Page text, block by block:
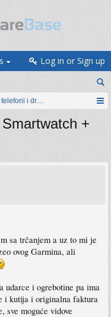
Log in or Sign up
i drugi gadgeti
+
sa trčanjem a uz to mi je
ovog Garmina, ali
udarce i ogrebotine pa ima
i kutija i originalna faktura
sve moguće vidove